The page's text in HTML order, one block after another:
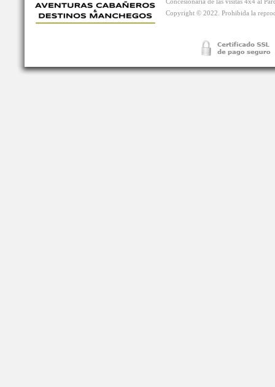
Copyright © 2022. Prohibida la